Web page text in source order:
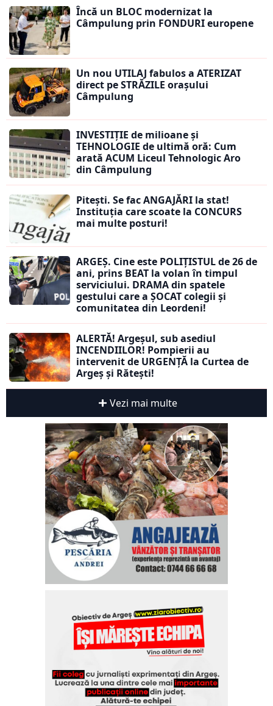
Încă un BLOC modernizat la
Câmpulung prin FONDURI europene
Un nou UTILAJ fabulos a ATERIZAT
direct pe STRĂZILE orașului
Câmpulung
INVESTIȚIE de milioane și
TEHNOLOGIE de ultimă oră: Cum
arată ACUM Liceul Tehnologic Aro
din Câmpulung
Pitești. Se fac ANGAJĂRI la stat!
Instituția care scoate la CONCURS
mai multe posturi!
ARGEȘ. Cine este POLIȚISTUL de 26 de
ani, prins BEAT la volan în timpul
serviciului. DRAMA din spatele
gestului care a ȘOCAT colegii și
comunitatea din Leordeni!
ALERTĂ! Argeșul, sub asediul
INCENDIILOR! Pompierii au
intervenit de URGENȚĂ la Curtea de
Argeș și Rătești!
Vezi mai multe